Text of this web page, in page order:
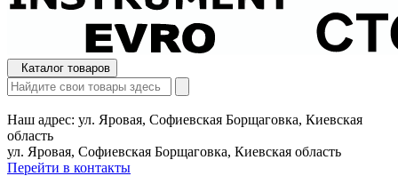
Каталог товаров
Наш адрес: ул. Яровая, Софиевская Борщаговка, Киевская
область
ул. Яровая, Софиевская Борщаговка, Киевская область
Перейти в контакты